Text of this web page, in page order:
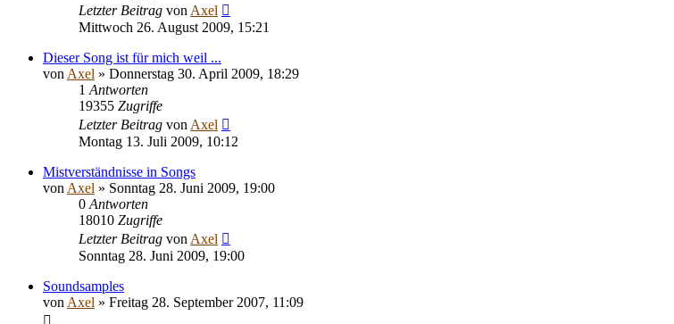
Letzter Beitrag von Axel
Mittwoch 26. August 2009, 15:21
Dieser Song ist für mich weil ...
von Axel » Donnerstag 30. April 2009, 18:29
1 Antworten
19355 Zugriffe
Letzter Beitrag von Axel
Montag 13. Juli 2009, 10:12
Mistverständnisse in Songs
von Axel » Sonntag 28. Juni 2009, 19:00
0 Antworten
18010 Zugriffe
Letzter Beitrag von Axel
Sonntag 28. Juni 2009, 19:00
Soundsamples
von Axel » Freitag 28. September 2007, 11:09